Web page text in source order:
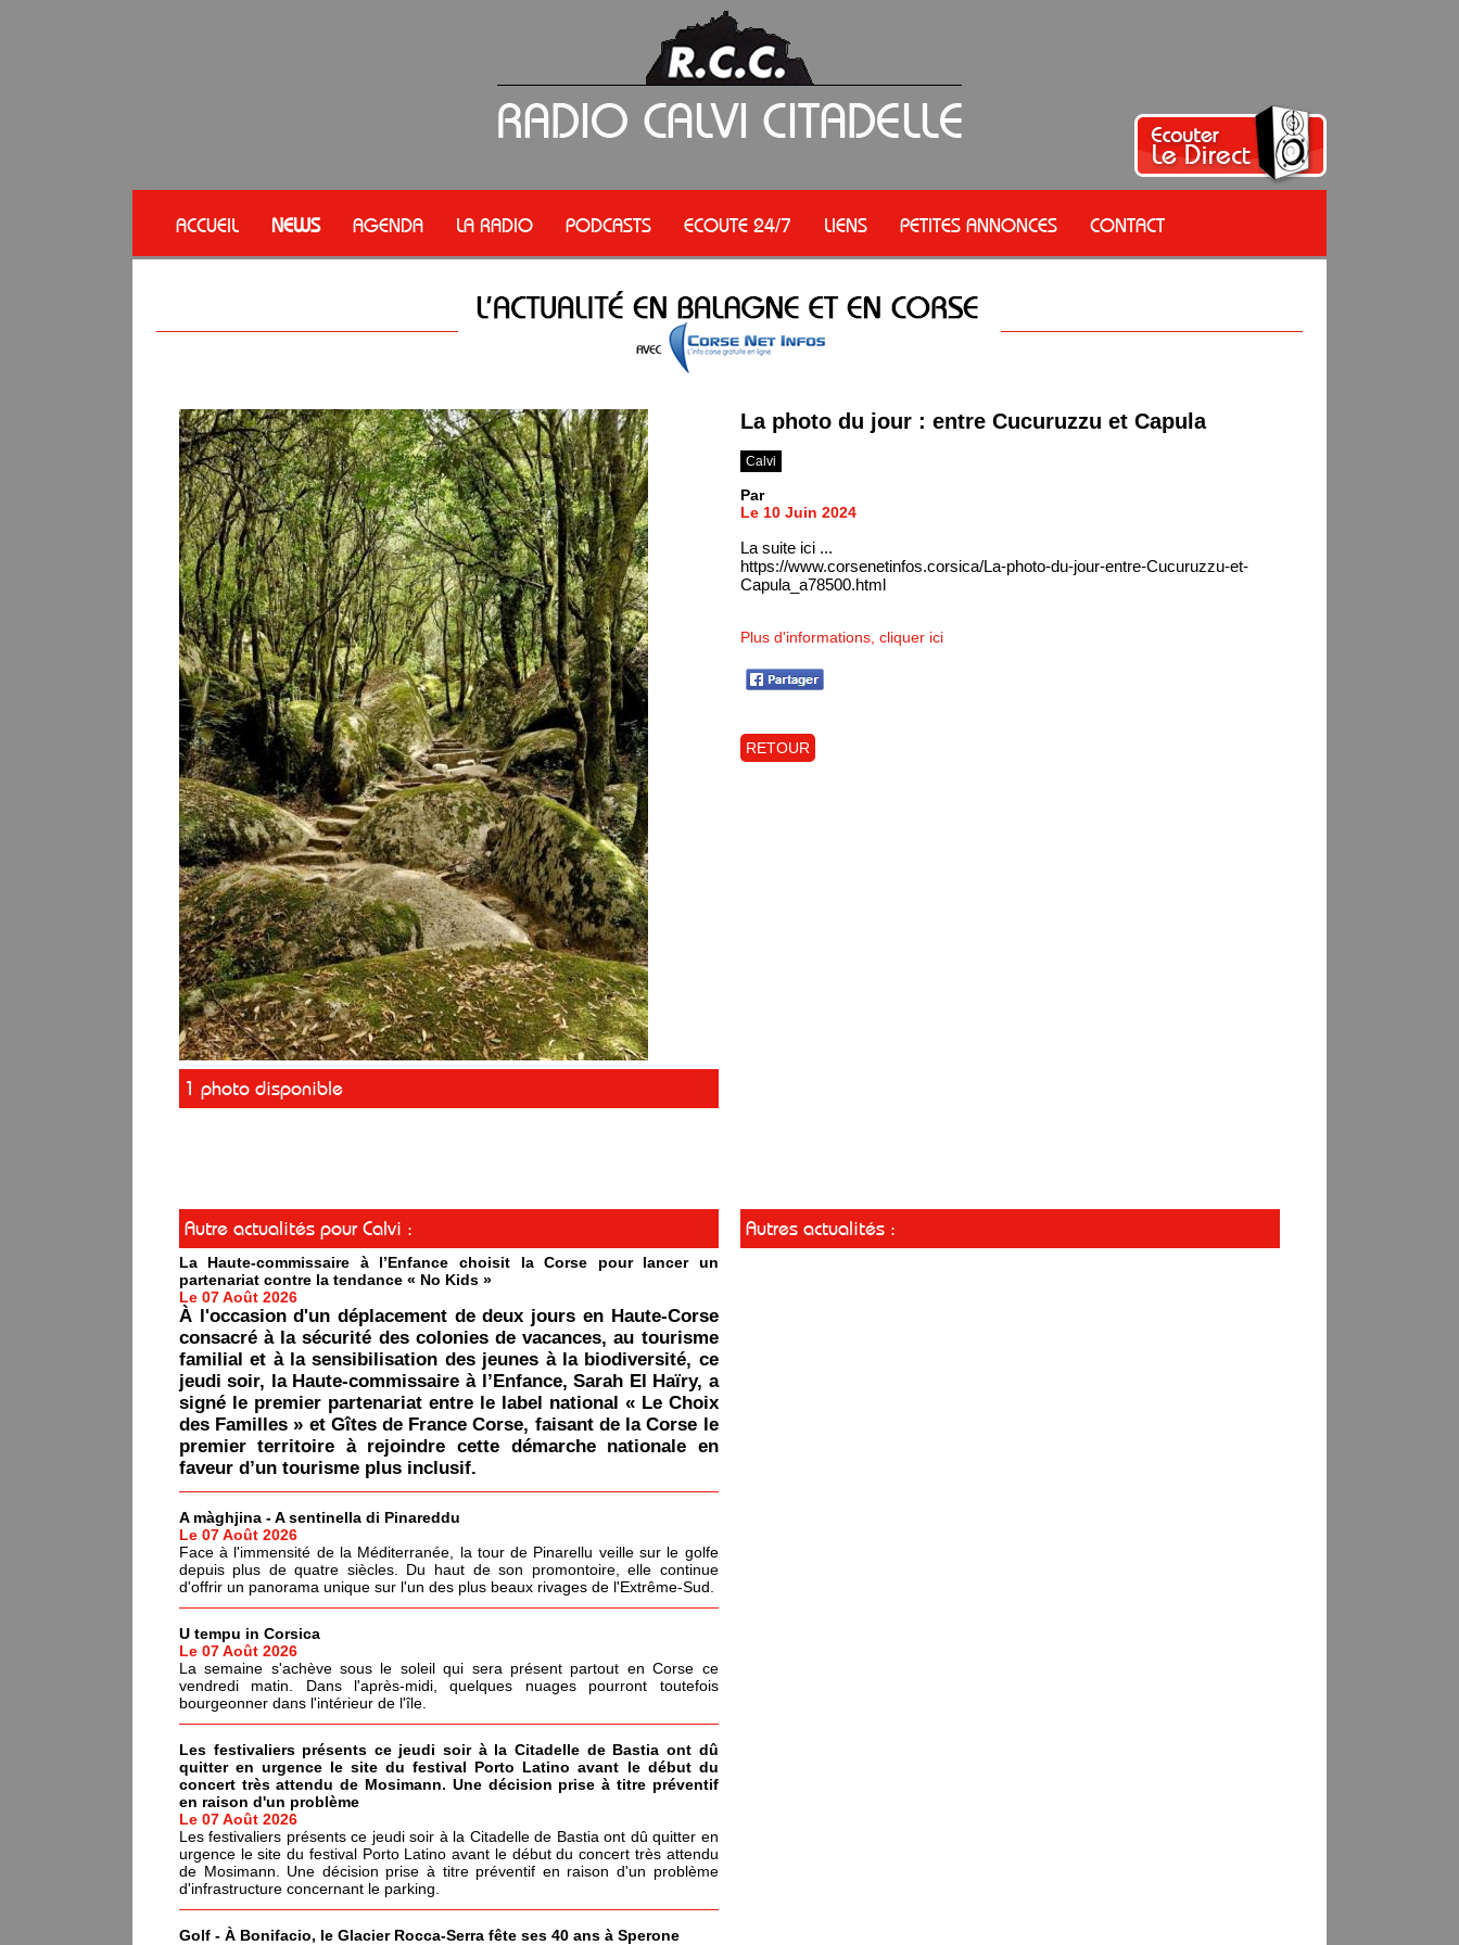
ACCUEIL NEWS AGENDA LA RADIO PODCASTS ECOUTE 24/7 LIENS PETITES ANNONCES CONTACT
1 photo disponible
La photo du jour : entre Cucuruzzu et Capula
Calvi
Par
Le 10 Juin 2024
La suite ici ...
https://www.corsenetinfos.corsica/La-photo-du-jour-entre-Cucuruzzu-et-
Capula_a78500.html
Plus d'informations, cliquer ici
RETOUR
Autre actualités pour Calvi :
La Haute-commissaire à l’Enfance choisit la Corse pour lancer un
partenariat contre la tendance « No Kids »
Le 07 Août 2026
À l'occasion d'un déplacement de deux jours en Haute-Corse
consacré à la sécurité des colonies de vacances, au tourisme
familial et à la sensibilisation des jeunes à la biodiversité, ce
jeudi soir, la Haute-commissaire à l’Enfance, Sarah El Haïry, a
signé le premier partenariat entre le label national « Le Choix
des Familles » et Gîtes de France Corse, faisant de la Corse le
premier territoire à rejoindre cette démarche nationale en
faveur d’un tourisme plus inclusif.
A màghjina - A sentinella di Pinareddu
Le 07 Août 2026
Face à l'immensité de la Méditerranée, la tour de Pinarellu veille sur le golfe
depuis plus de quatre siècles. Du haut de son promontoire, elle continue
d'offrir un panorama unique sur l'un des plus beaux rivages de l'Extrême-Sud.
U tempu in Corsica
Le 07 Août 2026
La semaine s'achève sous le soleil qui sera présent partout en Corse ce
vendredi matin. Dans l'après-midi, quelques nuages pourront toutefois
bourgeonner dans l'intérieur de l'île.
Les festivaliers présents ce jeudi soir à la Citadelle de Bastia ont dû
quitter en urgence le site du festival Porto Latino avant le début du
concert très attendu de Mosimann. Une décision prise à titre préventif
en raison d'un problème
Le 07 Août 2026
Les festivaliers présents ce jeudi soir à la Citadelle de Bastia ont dû quitter en
urgence le site du festival Porto Latino avant le début du concert très attendu
de Mosimann. Une décision prise à titre préventif en raison d'un problème
d'infrastructure concernant le parking.
Golf - À Bonifacio, le Glacier Rocca-Serra fête ses 40 ans à Sperone
Autres actualités :